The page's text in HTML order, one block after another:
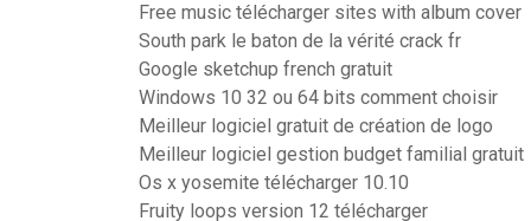
Free music télécharger sites with album cover
South park le baton de la vérité crack fr
Google sketchup french gratuit
Windows 10 32 ou 64 bits comment choisir
Meilleur logiciel gratuit de création de logo
Meilleur logiciel gestion budget familial gratuit
Os x yosemite télécharger 10.10
Fruity loops version 12 télécharger